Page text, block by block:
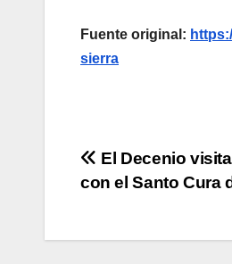
Fuente original:
sierra
entradas
El Decenio
con el Santo Cura